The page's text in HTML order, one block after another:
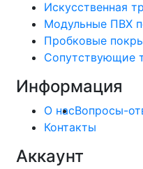
Искусственная
Модульные ПВХ
Пробковые
Сопутствующие
Информация
О насВопросы-
Контакты
Аккаунт